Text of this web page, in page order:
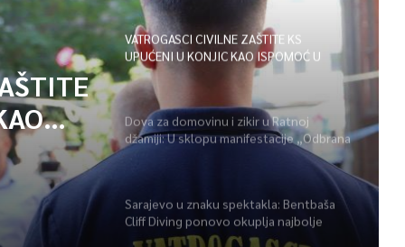
VATROGASCI CIVILNE ZAŠTITE KS
UPUĆENI U KONJIC KAO ISPOMOĆ U
GAŠENJU POŽARA
Dova za domovinu i zikir u Ratnoj
džamiji: U sklopu manifestacije „Odbrana
BiH – Igman 2026“ odana počast
Sarajevo u znaku spektakla: Bentbaša
Cliff Diving ponovo okuplja najbolje
skakače i vrhunsku zabavu